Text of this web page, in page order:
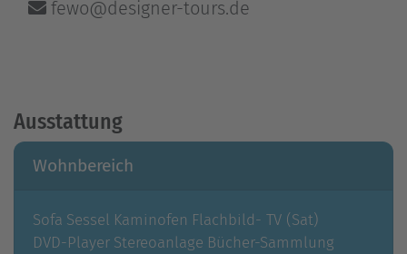
fewo@designer-tours.de
Ausstattung
Wohnbereich
Sofa Sessel Kaminofen Flachbild- TV (Sat)
DVD-Player Stereoanlage Bücher-Sammlung